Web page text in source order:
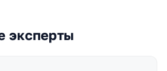
эксперты